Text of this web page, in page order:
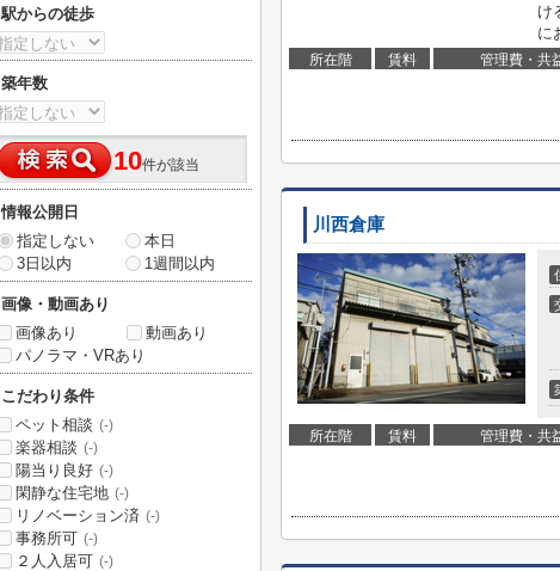
け
に
所在階 賃料 管理費・共
川西倉庫
所在階 賃料 管理費・共
駅からの徒歩
築年数
10件が該当
情報公開日
指定しない
本日
3日以内
1週間以内
画像・動画あり
画像あり
動画あり
パノラマ・VRあり
こだわり条件
ペット相談 (-)
楽器相談 (-)
陽当り良好 (-)
閑静な住宅地 (-)
リノベーション済 (-)
事務所可 (-)
２人入居可 (-)